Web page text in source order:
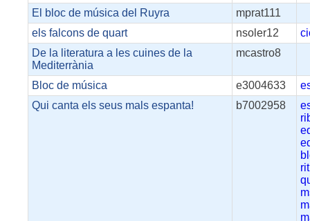
El bloc de música del Ruyra
mprat111
els falcons de quart
nsoler12
De la literatura a les cuines de la
Mediterrània
mcastro8
Bloc de música e3004633
Qui canta els seus mals espanta!
b7002958